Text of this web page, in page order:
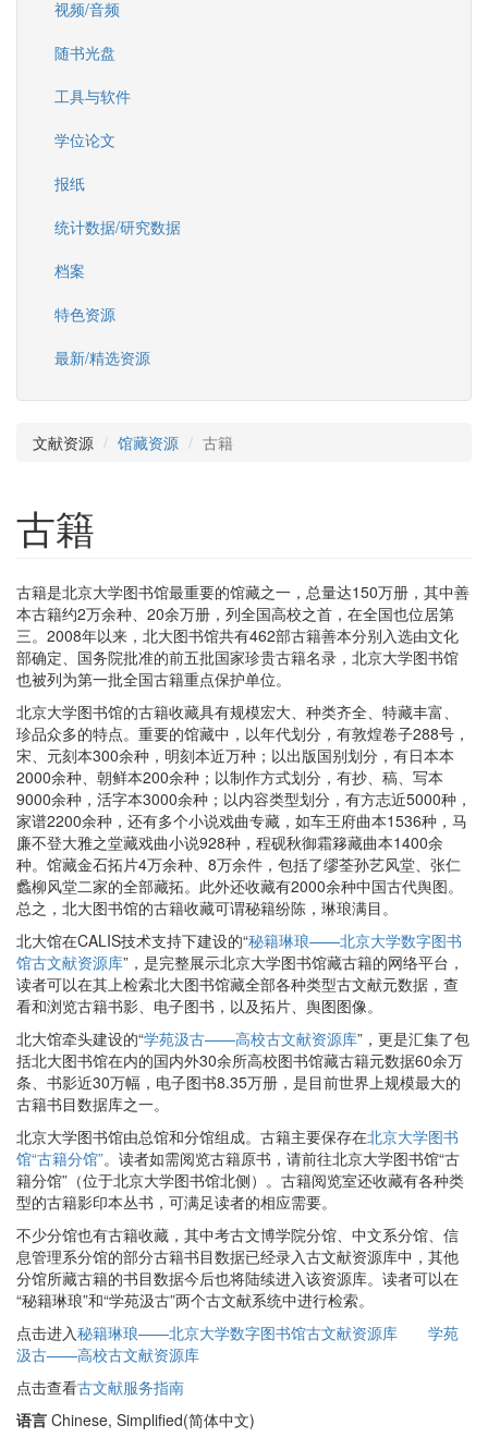
视频/音频
随书光盘
工具与软件
学位论文
报纸
统计数据/研究数据
档案
特色资源
最新/精选资源
文献资源 馆藏资源 古籍
古籍
古籍是北京大学图书馆最重要的馆藏之一，总量达150万册，其中善
本古籍约2万余种、20余万册，列全国高校之首，在全国也位居第
三。2008年以来，北大图书馆共有462部古籍善本分别入选由文化
部确定、国务院批准的前五批国家珍贵古籍名录，北京大学图书馆
也被列为第一批全国古籍重点保护单位。
北京大学图书馆的古籍收藏具有规模宏大、种类齐全、特藏丰富、
珍品众多的特点。重要的馆藏中，以年代划分，有敦煌卷子288号，
宋、元刻本300余种，明刻本近万种；以出版国别划分，有日本本
2000余种、朝鲜本200余种；以制作方式划分，有抄、稿、写本
9000余种，活字本3000余种；以内容类型划分，有方志近5000种，
家谱2200余种，还有多个小说戏曲专藏，如车王府曲本1536种，马
廉不登大雅之堂藏戏曲小说928种，程砚秋御霜簃藏曲本1400余
种。馆藏金石拓片4万余种、8万余件，包括了缪荃孙艺风堂、张仁
蠡柳风堂二家的全部藏拓。此外还收藏有2000余种中国古代舆图。
总之，北大图书馆的古籍收藏可谓秘籍纷陈，琳琅满目。
北大馆在CALIS技术支持下建设的“秘籍琳琅——北京大学数字图书
馆古文献资源库”，是完整展示北京大学图书馆藏古籍的网络平台，
读者可以在其上检索北大图书馆藏全部各种类型古文献元数据，查
看和浏览古籍书影、电子图书，以及拓片、舆图图像。
北大馆牵头建设的“学苑汲古——高校古文献资源库”，更是汇集了包
括北大图书馆在内的国内外30余所高校图书馆藏古籍元数据60余万
条、书影近30万幅，电子图书8.35万册，是目前世界上规模最大的
古籍书目数据库之一。
北京大学图书馆由总馆和分馆组成。古籍主要保存在北京大学图书
馆“古籍分馆”。读者如需阅览古籍原书，请前往北京大学图书馆“古
籍分馆”（位于北京大学图书馆北侧）。古籍阅览室还收藏有各种类
型的古籍影印本丛书，可满足读者的相应需要。
不少分馆也有古籍收藏，其中考古文博学院分馆、中文系分馆、信
息管理系分馆的部分古籍书目数据已经录入古文献资源库中，其他
分馆所藏古籍的书目数据今后也将陆续进入该资源库。读者可以在
“秘籍琳琅”和“学苑汲古”两个古文献系统中进行检索。
点击进入秘籍琳琅——北京大学数字图书馆古文献资源库
学苑
汲古——高校古文献资源库
点击查看古文献服务指南
语言 Chinese, Simplified(简体中文)